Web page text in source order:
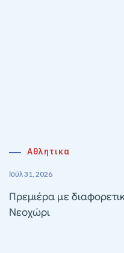
Αθλητικα
Ιούλ 31, 2026
Πρεμιέρα με
Νεοχώρι